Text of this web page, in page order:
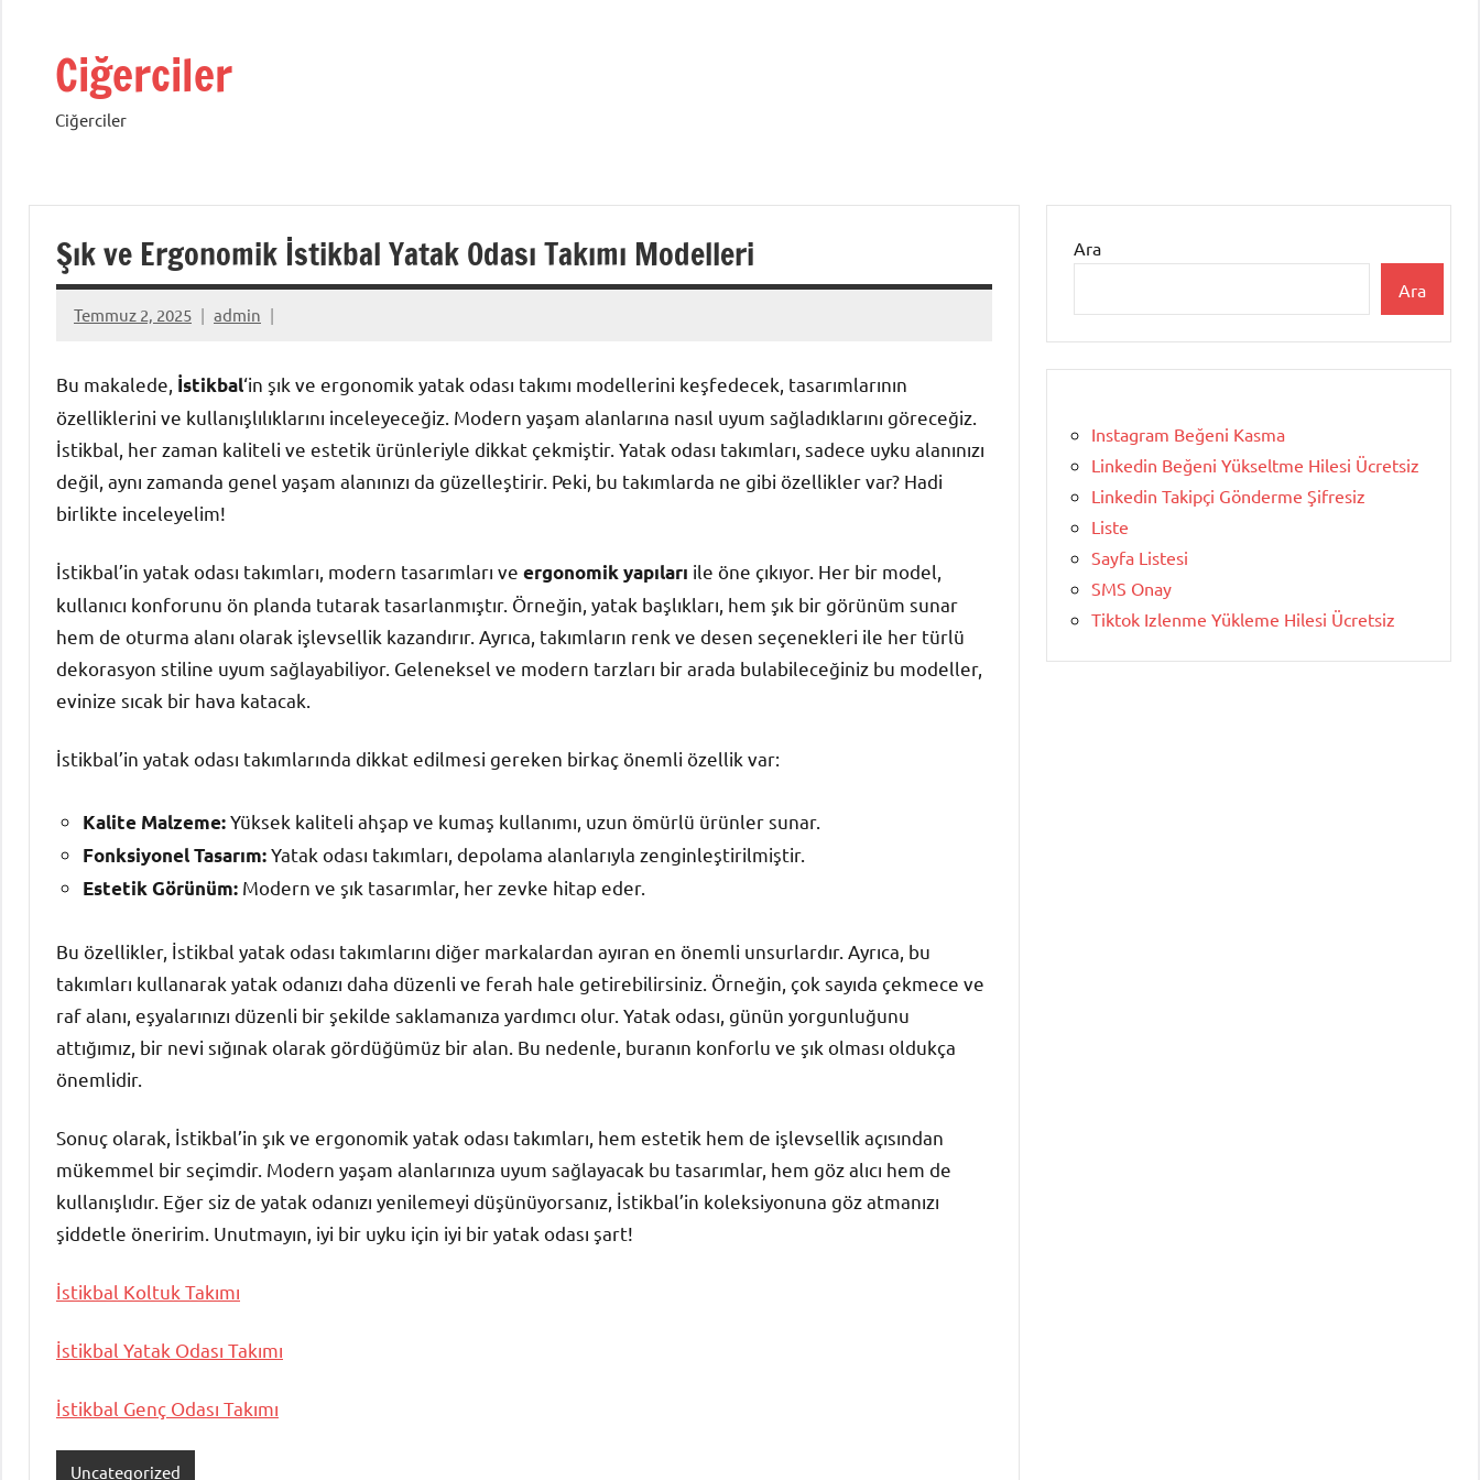
Ciğerciler
Ciğerciler
Şık ve Ergonomik İstikbal Yatak Odası Takımı Modelleri
Temmuz 2, 2025 admin
Bu makalede, İstikbal‘in şık ve ergonomik yatak odası takımı modellerini keşfedecek, tasarımlarının
özelliklerini ve kullanışlılıklarını inceleyeceğiz. Modern yaşam alanlarına nasıl uyum sağladıklarını göreceğiz.
İstikbal, her zaman kaliteli ve estetik ürünleriyle dikkat çekmiştir. Yatak odası takımları, sadece uyku alanınızı
değil, aynı zamanda genel yaşam alanınızı da güzelleştirir. Peki, bu takımlarda ne gibi özellikler var? Hadi
birlikte inceleyelim!
İstikbal’in yatak odası takımları, modern tasarımları ve ergonomik yapıları ile öne çıkıyor. Her bir model,
kullanıcı konforunu ön planda tutarak tasarlanmıştır. Örneğin, yatak başlıkları, hem şık bir görünüm sunar
hem de oturma alanı olarak işlevsellik kazandırır. Ayrıca, takımların renk ve desen seçenekleri ile her türlü
dekorasyon stiline uyum sağlayabiliyor. Geleneksel ve modern tarzları bir arada bulabileceğiniz bu modeller,
evinize sıcak bir hava katacak.
İstikbal’in yatak odası takımlarında dikkat edilmesi gereken birkaç önemli özellik var:
Kalite Malzeme:Yüksek kaliteli ahşap ve kumaş kullanımı, uzun ömürlü ürünler sunar.
Fonksiyonel Tasarım:Yatak odası takımları, depolama alanlarıyla zenginleştirilmiştir.
Estetik Görünüm: Modern ve şık tasarımlar, her zevke hitap eder.
Bu özellikler, İstikbal yatak odası takımlarını diğer markalardan ayıran en önemli unsurlardır. Ayrıca, bu
takımları kullanarak yatak odanızı daha düzenli ve ferah hale getirebilirsiniz. Örneğin, çok sayıda çekmece ve
raf alanı, eşyalarınızı düzenli bir şekilde saklamanıza yardımcı olur. Yatak odası, günün yorgunluğunu
attığımız, bir nevi sığınak olarak gördüğümüz bir alan. Bu nedenle, buranın konforlu ve şık olması oldukça
önemlidir.
Sonuç olarak, İstikbal’in şık ve ergonomik yatak odası takımları, hem estetik hem de işlevsellik açısından
mükemmel bir seçimdir. Modern yaşam alanlarınıza uyum sağlayacak bu tasarımlar, hem göz alıcı hem de
kullanışlıdır. Eğer siz de yatak odanızı yenilemeyi düşünüyorsanız, İstikbal’in koleksiyonuna göz atmanızı
şiddetle öneririm. Unutmayın, iyi bir uyku için iyi bir yatak odası şart!
İstikbal Koltuk Takımı
İstikbal Yatak Odası Takımı
İstikbal Genç Odası Takımı
Uncategorized
Ara
Ara
Instagram Beğeni Kasma
Linkedin Beğeni Yükseltme Hilesi Ücretsiz
Linkedin Takipçi Gönderme Şifresiz
Liste
Sayfa Listesi
SMS Onay
Tiktok Izlenme Yükleme Hilesi Ücretsiz